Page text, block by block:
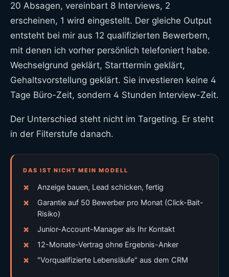
20 Absagen, vereinbart 8 Interviews, 2
erscheinen, 1 wird eingestellt. Der gleiche Output
entsteht bei mir aus 12 qualifizierten Bewerbern,
mit denen ich vorher persönlich telefoniert habe.
Wechselgrund geklärt, Starttermin geklärt,
Gehaltsvorstellung geklärt. Sie investieren keine 4
Tage Büro-Zeit, sondern 4 Stunden Interview-Zeit.
Der Unterschied steht nicht im Targeting. Er steht
in der Filterstufe danach.
DAS IST NICHT MEIN MODELL
Anzeige bauen, Lead schicken, fertig
Garantie auf 50 Bewerber pro Monat (Click-Bait-
Risiko)
Junior-Account-Manager als Ihr Kontakt
12-Monate-Vertrag ohne Ergebnis-Anker
"Vorqualifizierte Lebensläufe" aus dem CRM